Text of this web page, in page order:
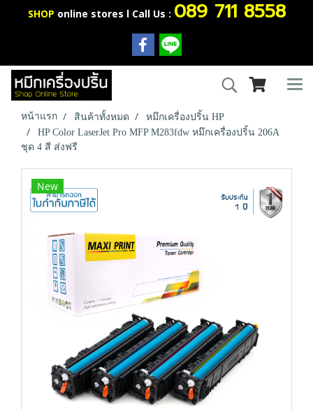
SHOP online stores l Call Us : 089 711 8558
หน้าแรก สินค้าทั้งหมด
หมึกเครื่องปริ้น HP
HP Color LaserJet Pro MFP M283fdw หมึกเครื่องปริ้น 206A
ชุด 4 สี ส่งฟรี
New